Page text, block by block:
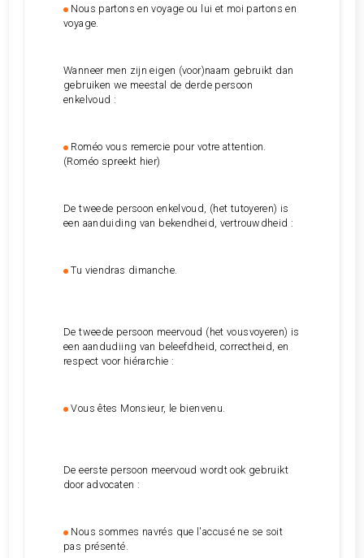
Nous partons en voyage ou lui et moi partons en
voyage.
Wanneer men zijn eigen (voor)naam gebruikt dan
gebruiken we meestal de derde persoon
enkelvoud :
Roméo vous remercie pour votre attention.
(Roméo spreekt hier)
De tweede persoon enkelvoud, (het tutoyeren) is
een aanduiding van bekendheid, vertrouwdheid :
Tu viendras dimanche.
De tweede persoon meervoud (het vousvoyeren) is
een aandudiing van beleefdheid, correctheid, en
respect voor hiérarchie :
Vous êtes Monsieur, le bienvenu.
De eerste persoon meervoud wordt ook gebruikt
door advocaten :
Nous sommes navrés que l'accusé ne se soit
pas présenté.